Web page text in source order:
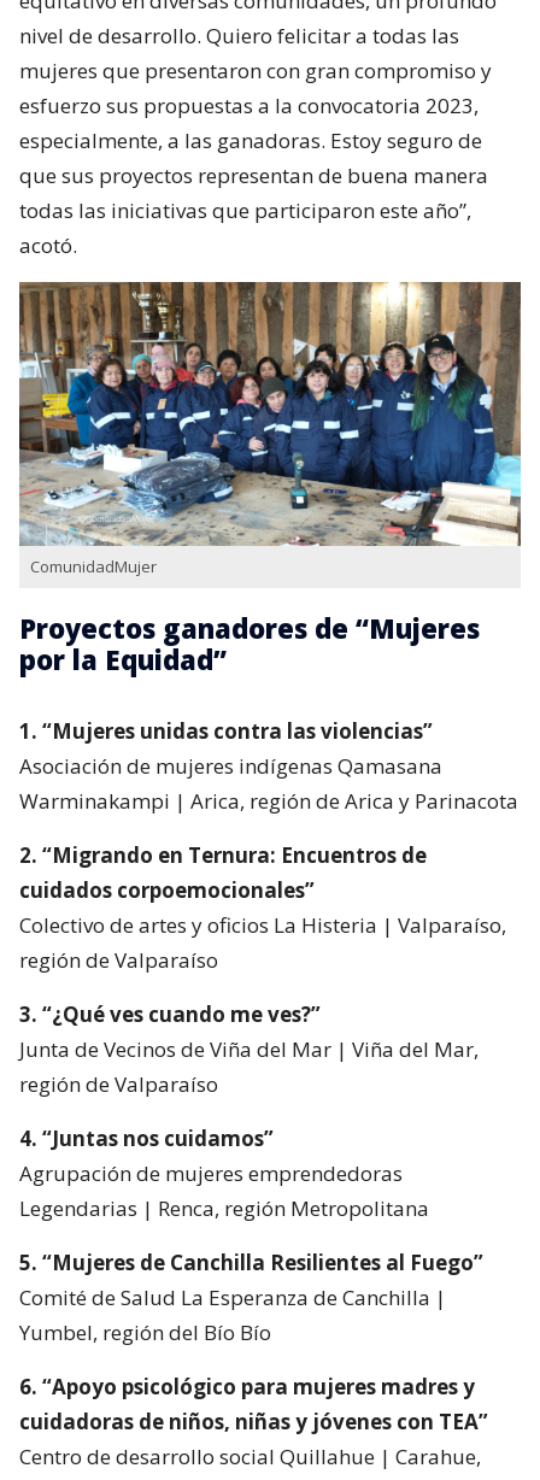
nivel de desarrollo. Quiero felicitar a todas las
mujeres que presentaron con gran compromiso y
esfuerzo sus propuestas a la convocatoria 2023,
especialmente, a las ganadoras. Estoy seguro de
que sus proyectos representan de buena manera
todas las iniciativas que participaron este año”,
acotó.
ComunidadMujer
Proyectos ganadores de “Mujeres
por la Equidad”
1. “Mujeres unidas contra las violencias”
Asociación de mujeres indígenas Qamasana
Warminakampi | Arica, región de Arica y Parinacota
2. “Migrando en Ternura: Encuentros de
cuidados corpoemocionales”
Colectivo de artes y oficios La Histeria | Valparaíso,
región de Valparaíso
3. “¿Qué ves cuando me ves?”
Junta de Vecinos de Viña del Mar | Viña del Mar,
región de Valparaíso
4. “Juntas nos cuidamos”
Agrupación de mujeres emprendedoras
Legendarias | Renca, región Metropolitana
5. “Mujeres de Canchilla Resilientes al Fuego”
Comité de Salud La Esperanza de Canchilla |
Yumbel, región del Bío Bío
6. “Apoyo psicológico para mujeres madres y
cuidadoras de niños, niñas y jóvenes con TEA”
Centro de desarrollo social Quillahue | Carahue,